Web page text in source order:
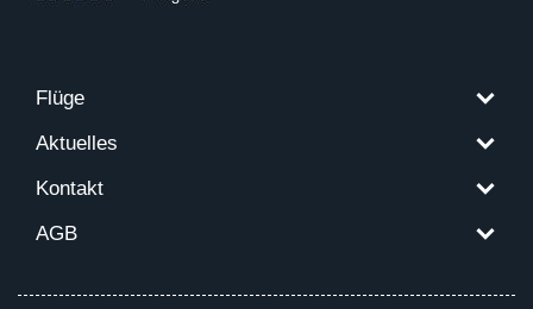
Flüge
Aktuelles
Kontakt
AGB